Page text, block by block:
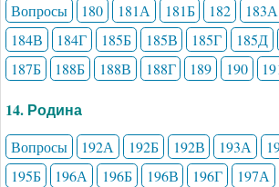
Вопросы 180 181А 181Б 182 183А
184В
184Г 185Б 185В 185Г 185Д
187Б
188Б 188В 188Г 189 190
14. Родина
Вопросы 192А 192Б 192В 193А
195Б
196А 196Б 196В 196Г 197А